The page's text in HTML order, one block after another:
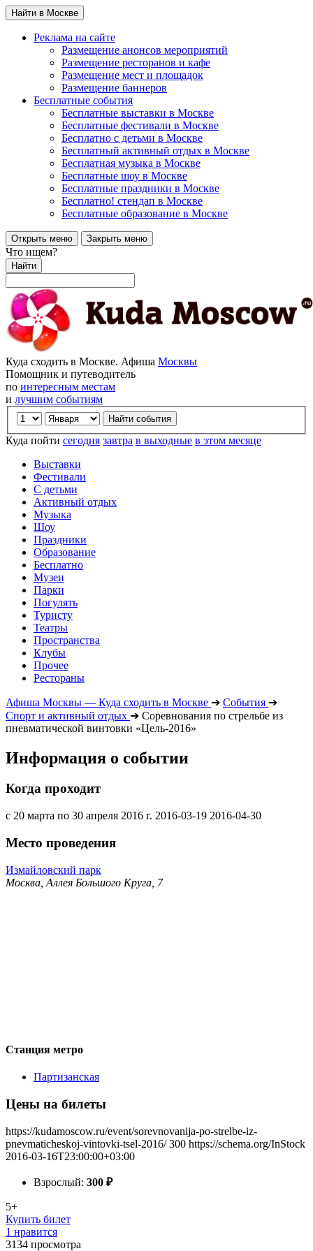
Найти в Москве
Реклама на сайте
Размещение анонсов мероприятий
Размещение ресторанов и кафе
Размещение мест и площадок
Размещение баннеров
Бесплатные события
Бесплатные выставки в Москве
Бесплатные фестивали в Москве
Бесплатно с детьми в Москве
Бесплатный активный отдых в Москве
Бесплатная музыка в Москве
Бесплатные шоу в Москве
Бесплатные праздники в Москве
Бесплатно! стендап в Москве
Бесплатные образование в Москве
Открыть меню Закрыть меню
Что ищем?
Найти
Куда сходить в Москве. Афиша Москвы
Помощник и путеводитель
по интересным местам
и лучшим событиям
Куда пойти сегодня завтра в выходные в этом месяце
Выставки
Фестивали
С детьми
Активный отдых
Музыка
Шоу
Праздники
Образование
Бесплатно
Музеи
Парки
Погулять
Туристу
Театры
Пространства
Клубы
Прочее
Рестораны
Афиша Москвы — Куда сходить в Москве ➔ События ➔
Спорт и активный отдых ➔ Соревнования по стрельбе из
пневматической винтовки «Цель-2016»
Информация о событии
Когда проходит
с 20 марта по 30 апреля 2016 г. 2016-03-19 2016-04-30
Место проведения
Измайловский парк
Москва, Аллея Большого Круга, 7
Станция метро
Партизанская
Цены на билеты
https://kudamoscow.ru/event/sorevnovanija-po-strelbe-iz-
pnevmaticheskoj-vintovki-tsel-2016/ 300 https://schema.org/InStock
2016-03-16T23:00:00+03:00
Взрослый: 300 ₽
5+
Купить билет
1 нравится
3134 просмотра